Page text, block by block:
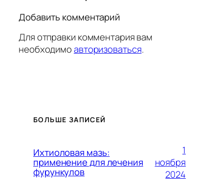
Добавить комментарий
Для отправки комментария вам
необходимоавторизоваться.
БОЛЬШЕ ЗАПИСЕЙ
Ихтиоловая мазь:
применение для лечения
фурункулов
1
ноября
2024